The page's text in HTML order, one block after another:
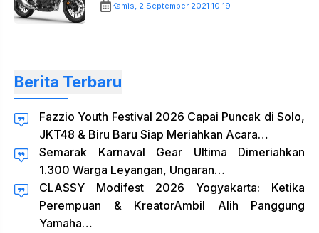
Kamis, 2 September 2021 10:19
Berita Terbaru
Fazzio Youth Festival 2026 Capai Puncak di Solo,
JKT48 & Biru Baru Siap Meriahkan Acara…
Semarak Karnaval Gear Ultima Dimeriahkan
1.300 Warga Leyangan, Ungaran…
CLASSY Modifest 2026 Yogyakarta: Ketika
Perempuan & KreatorAmbil Alih Panggung
Yamaha…